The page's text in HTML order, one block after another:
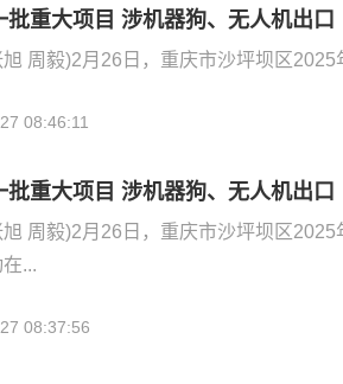
重大项目 涉机器狗、无人机出口
周毅)2月26日，重庆市沙坪坝区
08:46:11
重大项目 涉机器狗、无人机出口
周毅)2月26日，重庆市沙坪坝区2025
...
08:37:56